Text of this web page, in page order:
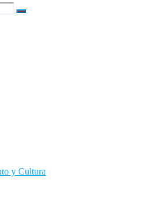
y Cultura